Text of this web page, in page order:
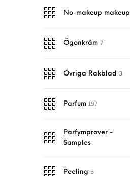
No-makeup makeup
Ögonkräm 7
Övriga Rakblad 3
Parfum 197
Parfymprover -
Samples
Peeling 5